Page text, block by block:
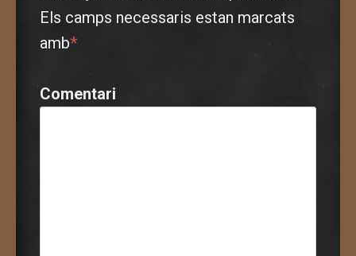
Els camps necessaris estan marcats
amb*
Comentari